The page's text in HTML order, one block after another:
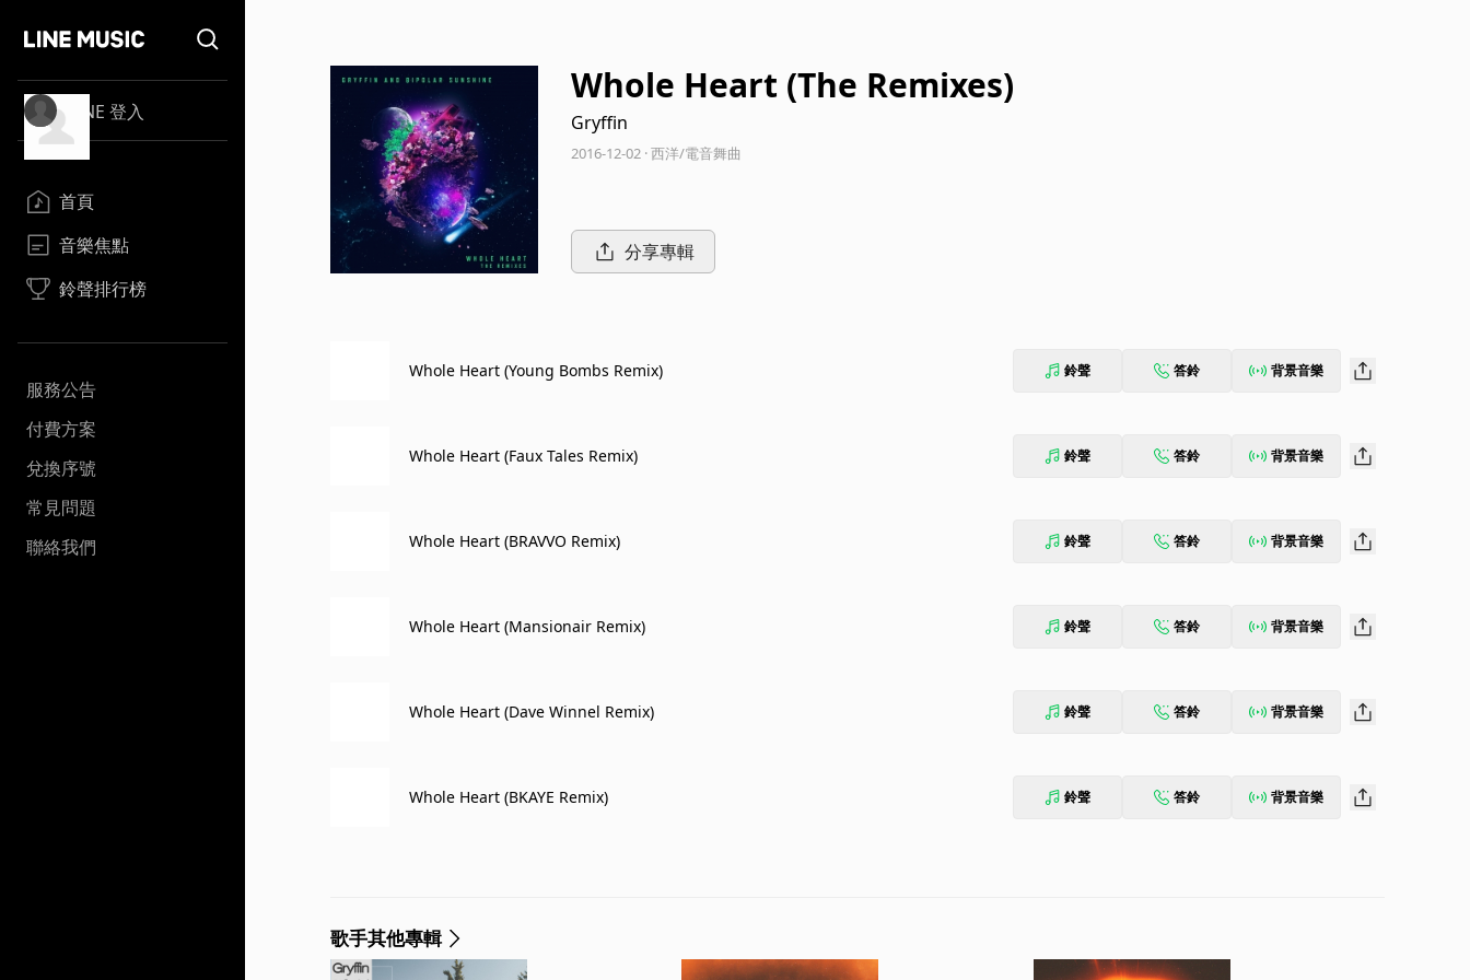
LINE 登入
首頁
音樂焦點
鈴聲排行榜
服務公告
付費方案
兌換序號
常見問題
聯絡我們
Whole Heart (The Remixes)
Gryffin
2016-12-02 · 西洋/電音舞曲
分享專輯
Whole Heart (Young Bombs Remix) 鈴聲 答鈴 背景音樂
Whole Heart (Faux Tales Remix) 鈴聲 答鈴 背景音樂
Whole Heart (BRAVVO Remix) 鈴聲 答鈴 背景音樂
Whole Heart (Mansionair Remix) 鈴聲 答鈴 背景音樂
Whole Heart (Dave Winnel Remix) 鈴聲 答鈴 背景音樂
Whole Heart (BKAYE Remix) 鈴聲 答鈴 背景音樂
歌手其他專輯